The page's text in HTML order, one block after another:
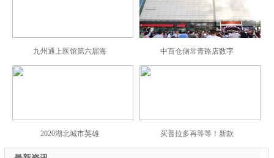
九州通上医馆第六届海 中百仓储常青路店数字
2020湖北城市英雄 买普拉多再等等！新款